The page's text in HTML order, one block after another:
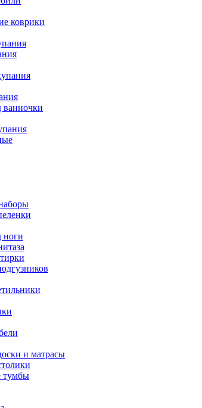
коврики
ванночки
ноги
и матрасы
тумбы